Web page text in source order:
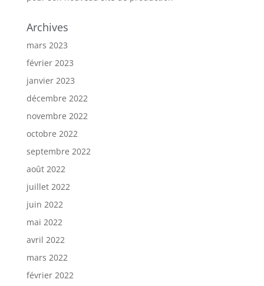
Archives
mars 2023
février 2023
janvier 2023
décembre 2022
novembre 2022
octobre 2022
septembre 2022
août 2022
juillet 2022
juin 2022
mai 2022
avril 2022
mars 2022
février 2022